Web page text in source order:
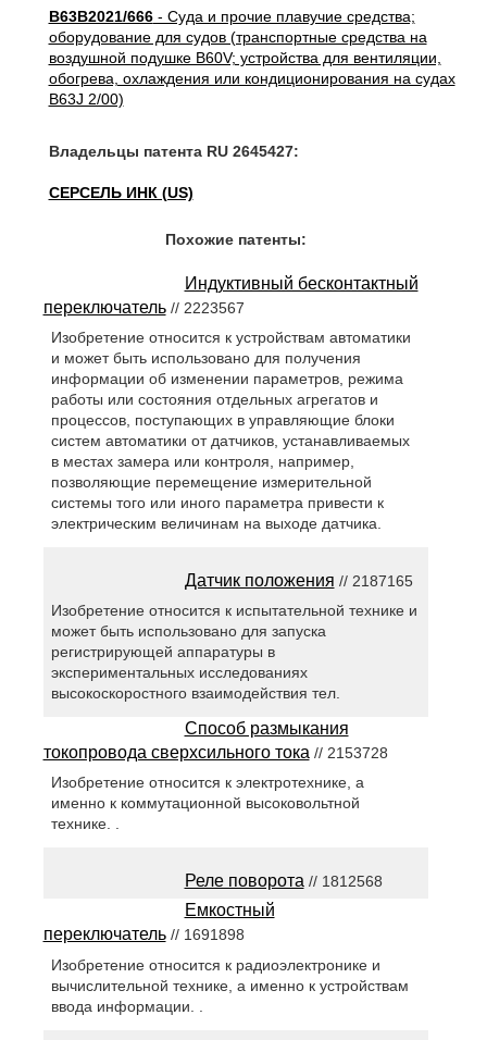
B63B2021/666- Суда и прочие плавучие средства;
оборудование для судов (транспортные средства на
воздушной подушке B60V; устройства для вентиляции,
обогрева, охлаждения или кондиционирования на судах
B63J 2/00)
Владельцы патента RU 2645427:
СЕРСЕЛЬ ИНК (US)
Похожие патенты:
Индуктивный бесконтактный
переключатель// 2223567
Изобретение относится к устройствам автоматики
и может быть использовано для получения
информации об изменении параметров, режима
работы или состояния отдельных агрегатов и
процессов, поступающих в управляющие блоки
систем автоматики от датчиков, устанавливаемых
в местах замера или контроля, например,
позволяющие перемещение измерительной
системы того или иного параметра привести к
электрическим величинам на выходе датчика.
Датчик положения // 2187165
Изобретение относится к испытательной технике и
может быть использовано для запуска
регистрирующей аппаратуры в
экспериментальных исследованиях
высокоскоростного взаимодействия тел.
Способ размыкания
токопровода сверхсильного тока// 2153728
Изобретение относится к электротехнике, а
именно к коммутационной высоковольтной
технике. .
Реле поворота// 1812568
Емкостный
переключатель// 1691898
Изобретение относится к радиоэлектронике и
вычислительной технике, а именно к устройствам
ввода информации. .